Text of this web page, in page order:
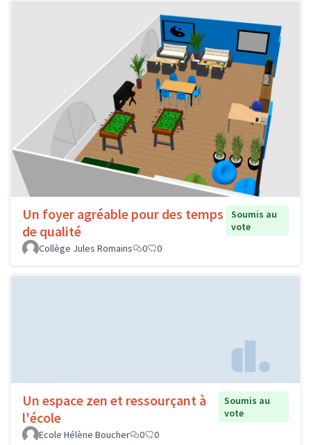
Un foyer agréable pour des temps
de qualité
Soumis au
vote
Collège Jules Romains
0 0
Un espace zen et ressourçant à
l'école
Soumis au
vote
Ecole Hélène Boucher
0 0